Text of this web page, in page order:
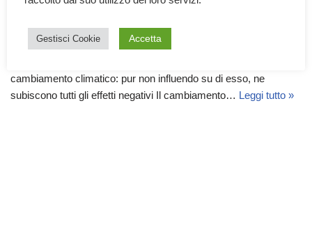
Animali e Cambiamento Climatico
6 Marzo 2025 Animali Natura
cambiamento climatico: pur non influendo su di esso, ne
subiscono tutti gli effetti negativi Il cambiamento… Leggi tutto »
Gestisci Cookie Accetta